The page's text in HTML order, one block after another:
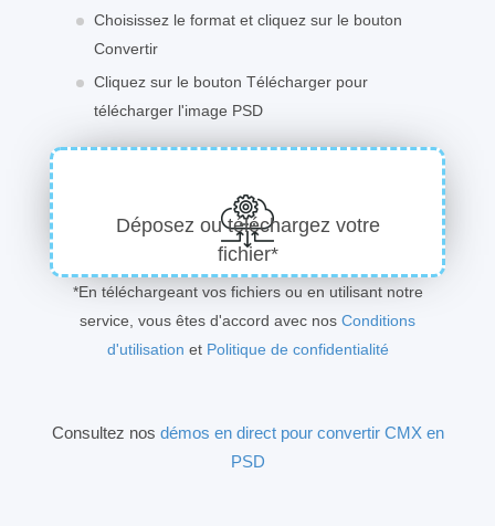
Choisissez le format et cliquez sur le bouton
Convertir
Cliquez sur le bouton Télécharger pour
télécharger l'image PSD
Déposez ou téléchargez votre
fichier*
*En téléchargeant vos fichiers ou en utilisant notre
service, vous êtes d'accord avec nos Conditions
d'utilisation et Politique de confidentialité
Consultez nos démos en direct pour convertir CMX en
PSD